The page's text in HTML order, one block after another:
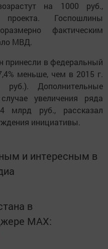
на 1000 руб.,
Госпошлины
фактическим
МВД.
принесли в федеральный
меньше, чем в 2015 г.
Дополнительные
увеличения ряда
млрд руб., рассказал
инициативы.
и интересным в
в
MАХ: